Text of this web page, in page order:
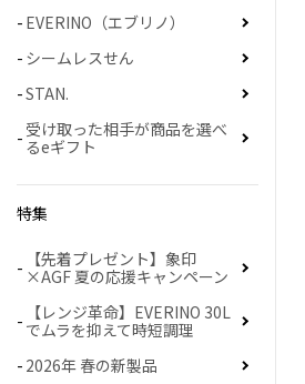
EVERINO（エブリノ）
シームレスせん
STAN.
受け取った相手が商品を選べ
るeギフト
特集
【先着プレゼント】象印
×AGF 夏の応援キャンペーン
【レンジ革命】EVERINO 30L
でムラを抑えて時短調理
2026年 春の新製品